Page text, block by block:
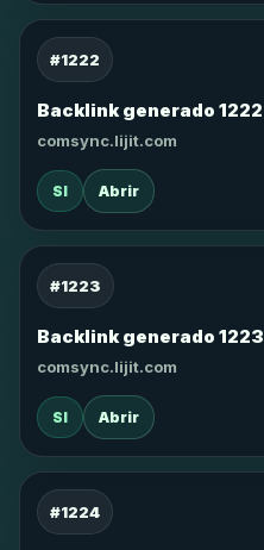
#1222
Backlink generado 1222
comsync.lijit.com
SI Abrir
#1223
Backlink generado 1223
comsync.lijit.com
SI Abrir
#1224